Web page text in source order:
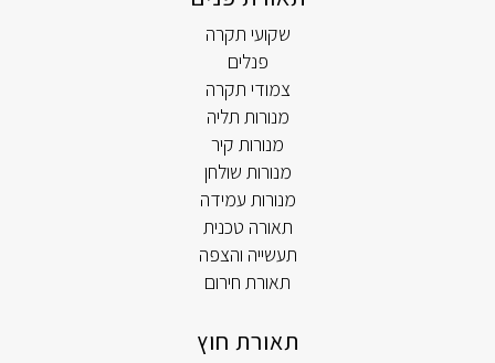
שקועי תקרה
פנלים
צמודי תקרה
מנורות תליה
מנורות קיר
מנורות שולחן
מנורות עמידה
תאורה טכנית
תעשייה והצפה
תאורת חירום
תאורת חוץ